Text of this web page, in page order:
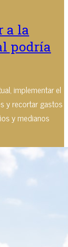
a la
podría
implementar el
y recortar gastos
y medianos